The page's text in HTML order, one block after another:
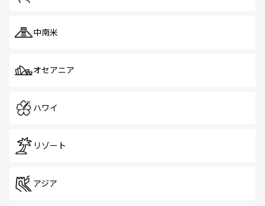
中南米
オセアニア
ハワイ
リゾート
アジア